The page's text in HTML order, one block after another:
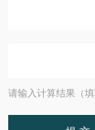
请输入计算结果（